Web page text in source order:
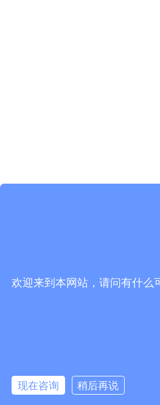
欢迎来到本网站，请问有什么
现在咨询 稍后再说